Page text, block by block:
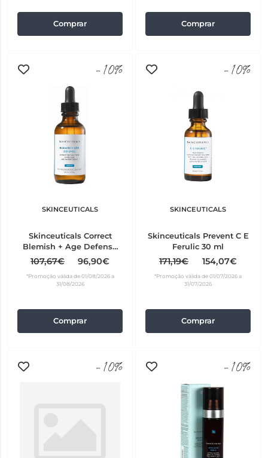
Comprar Comprar
-10%
SKINCEUTICALS
Skinceuticals Correct
Blemish + Age Defense
30 ml
107,67€ 96,90€
*Promoção válida de 01/08/2026 a
31/08/2026
Comprar
-10%
SKINCEUTICALS
Skinceuticals Prevent C E
Ferulic 30 ml
171,19€ 154,07€
*Promoção válida de 01/07/2026 a
31/07/2026
Comprar
-10% -10%